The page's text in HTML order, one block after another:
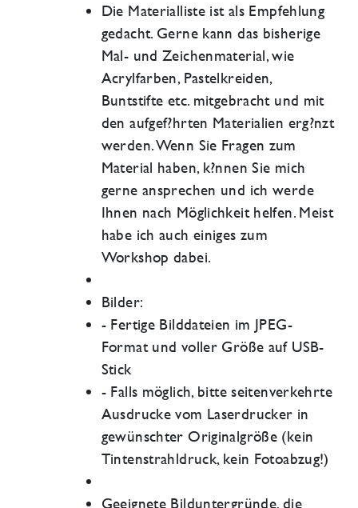
Die Materialliste ist als Empfehlung
gedacht. Gerne kann das bisherige
Mal- und Zeichenmaterial, wie
Acrylfarben, Pastelkreiden,
Buntstifte etc. mitgebracht und mit
den aufgef?hrten Materialien erg?nzt
werden. Wenn Sie Fragen zum
Material haben, k?nnen Sie mich
gerne ansprechen und ich werde
Ihnen nach Möglichkeit helfen. Meist
habe ich auch einiges zum
Workshop dabei.
Bilder:
- Fertige Bilddateien im JPEG-
Format und voller Größe auf USB-
Stick
- Falls möglich, bitte seitenverkehrte
Ausdrucke vom Laserdrucker in
gewünschter Originalgröße (kein
Tintenstrahldruck, kein Fotoabzug!)
Geeignete Bilduntergründe, die